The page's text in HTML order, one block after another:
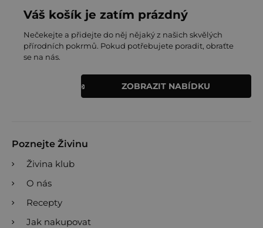
Váš košík je zatím prázdný
Nečekejte a přidejte do něj nějaký z našich skvělých
přírodních pokrmů. Pokud potřebujete poradit, obraťte
se na nás.
ZOBRAZIT NABÍDKU
Poznejte Živinu
Živina klub
O nás
Recepty
Jak nakupovat